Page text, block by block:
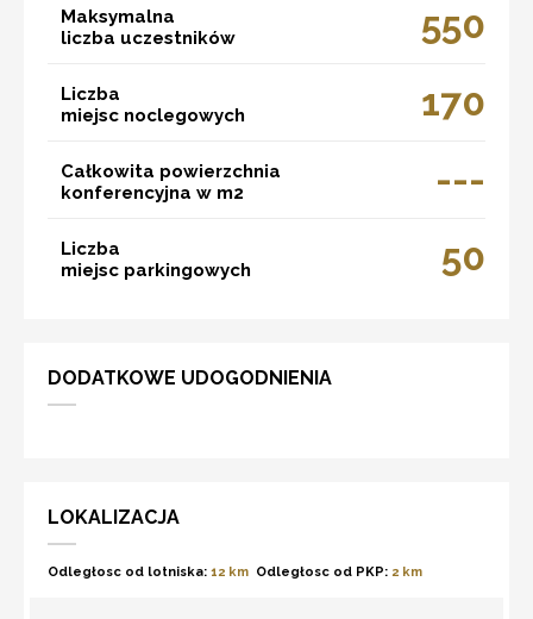
Maksymalna
liczba uczestników
550
Liczba
miejsc noclegowych
170
Całkowita powierzchnia
konferencyjna w m2
---
Liczba
miejsc parkingowych
50
DODATKOWE UDOGODNIENIA
LOKALIZACJA
Odległosc od lotniska: 12 km Odległosc od PKP: 2 km